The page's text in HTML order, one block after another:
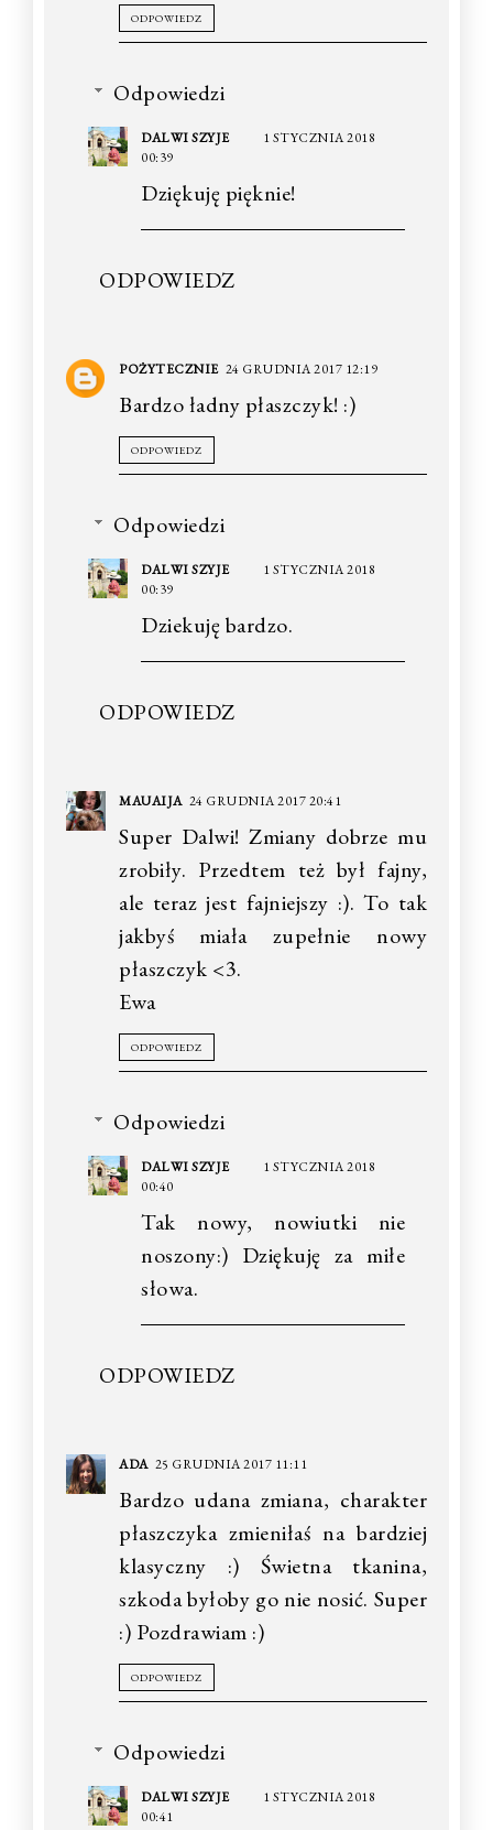
ODPOWIEDZ
Odpowiedzi
DALWI SZYJE
1 STYCZNIA 2018
00:39
Dziękuję pięknie!
ODPOWIEDZ
POŻYTECZNIE 24 GRUDNIA 2017 12:19
Bardzo ładny płaszczyk! :)
ODPOWIEDZ
Odpowiedzi
DALWI SZYJE
1 STYCZNIA 2018
00:39
Dziekuję bardzo.
ODPOWIEDZ
MAUAIJA 24 GRUDNIA 2017 20:41
Super Dalwi! Zmiany dobrze mu
zrobiły. Przedtem też był fajny,
ale teraz jest fajniejszy :). To tak
jakbyś miała zupełnie nowy
płaszczyk <3.
Ewa
ODPOWIEDZ
Odpowiedzi
DALWI SZYJE
1 STYCZNIA 2018
00:40
Tak nowy, nowiutki nie
noszony:) Dziękuję za miłe
słowa.
ODPOWIEDZ
ADA 25 GRUDNIA 2017 11:11
Bardzo udana zmiana, charakter
płaszczyka zmieniłaś na bardziej
klasyczny :) Świetna tkanina,
szkoda byłoby go nie nosić. Super
:) Pozdrawiam :)
ODPOWIEDZ
Odpowiedzi
DALWI SZYJE
1 STYCZNIA 2018
00:41